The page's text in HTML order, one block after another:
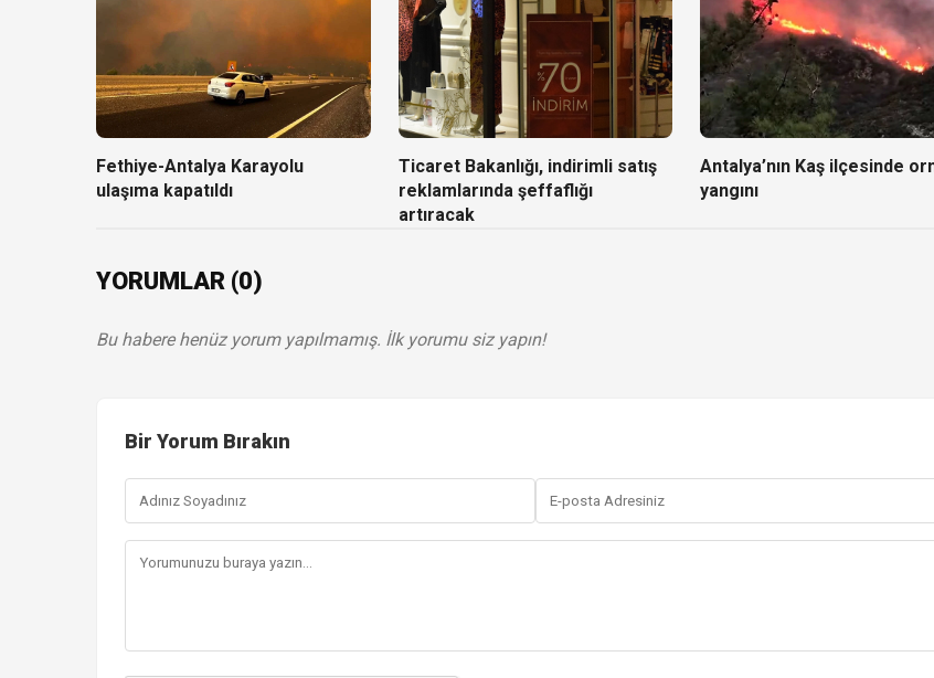
Fethiye-Antalya Karayolu
ulaşıma kapatıldı
Ticaret Bakanlığı, indirimli satış
reklamlarında şeffaflığı
artıracak
Antalya’nın Kaş ilçesinde
yangını
YORUMLAR (0)
Bu habere henüz yorum yapılmamış. İlk yorumu siz yapın!
Bir Yorum Bırakın